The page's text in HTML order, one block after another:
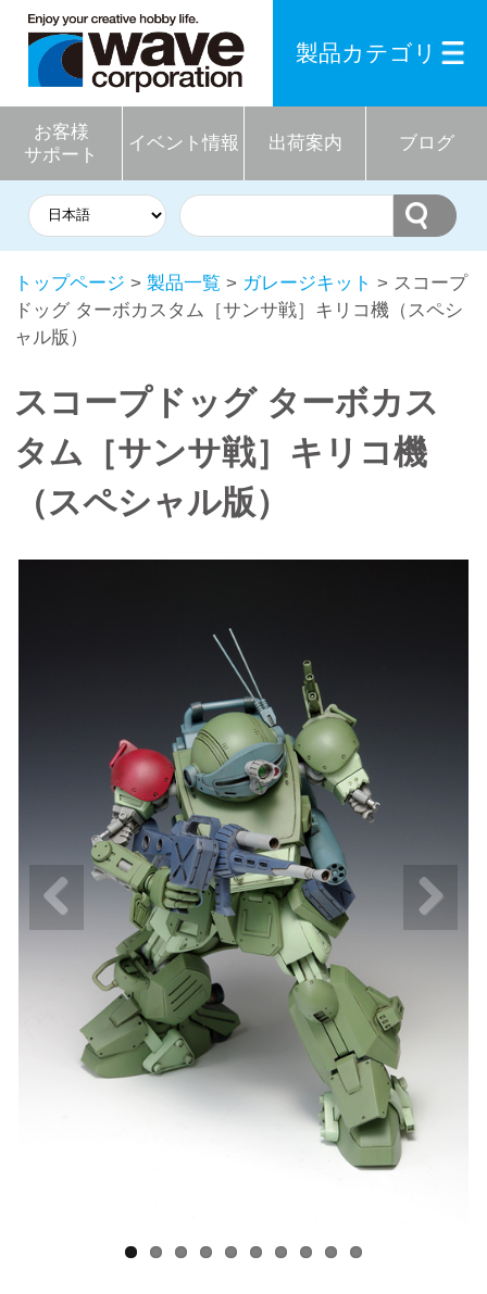
お客様
サポート
イベント情報 出荷案内 ブログ
製品カテゴリ
トップページ > 製品一覧 > ガレージキット > スコープ
ドッグ ターボカスタム［サンサ戦］キリコ機（スペシ
ャル版）
スコープドッグ ターボカス
タム［サンサ戦］キリコ機
（スペシャル版）